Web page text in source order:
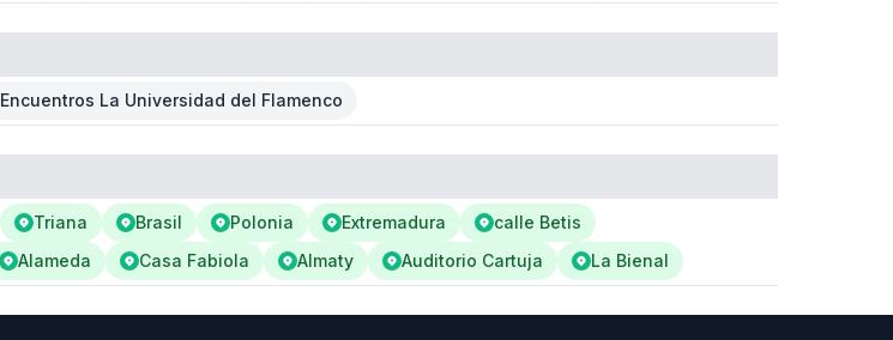
Encuentros La Universidad del Flamenco
Triana Brasil Polonia Extremadura
calle Betis
Alameda Casa Fabiola Almaty Auditorio Cartuja La Bienal